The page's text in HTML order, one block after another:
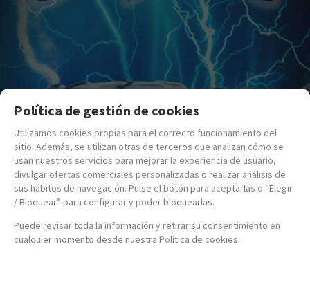
Política de gestión de cookies
Utilizamos cookies propias para el correcto funcionamiento del
sitio. Además, se utilizan otras de terceros que analizan cómo se
usan nuestros servicios para mejorar la experiencia de usuario,
divulgar ofertas comerciales personalizadas o realizar análisis de
sus hábitos de navegación. Pulse el botón para aceptarlas o “Elegir
/ Bloquear” para configurar y poder bloquearlas.
Puede revisar toda la información y retirar su consentimiento en
cualquier momento desde nuestra Política de cookies.